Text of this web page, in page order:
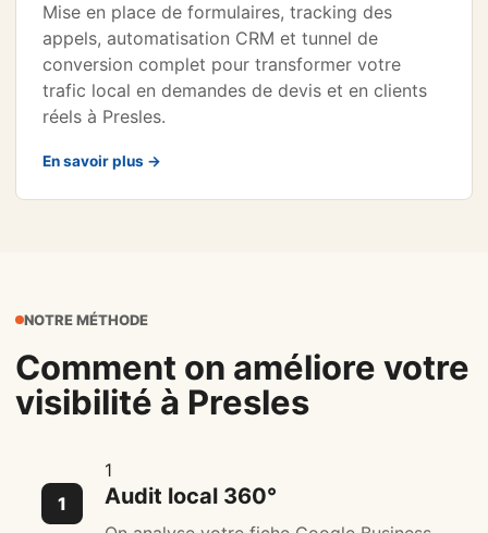
Mise en place de formulaires, tracking des
appels, automatisation CRM et tunnel de
conversion complet pour transformer votre
trafic local en demandes de devis et en clients
réels à Presles.
En savoir plus →
NOTRE MÉTHODE
Comment on améliore votre
visibilité à Presles
1
Audit local 360°